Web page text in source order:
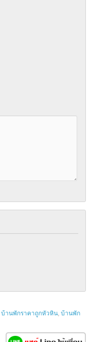
บ้านพักราคาถูกหัวหิน, บ้านพัก